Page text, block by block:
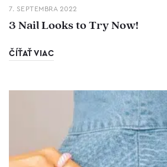
7. SEPTEMBRA 2022
3 Nail Looks to Try Now!
ČÍŤAŤ VIAC